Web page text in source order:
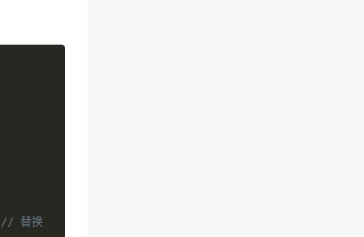
// 替换